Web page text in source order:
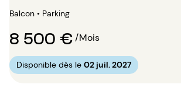
Balcon • Parking
8 500 €/Mois
Disponible dès le 02 juil. 2027